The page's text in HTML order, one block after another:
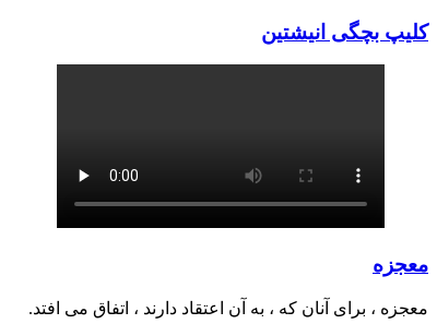
کلیپ بچگی انیشتین
معجزه
معجزه ، برای آنان که ، به آن اعتقاد دارند ، اتفاق می افتد.